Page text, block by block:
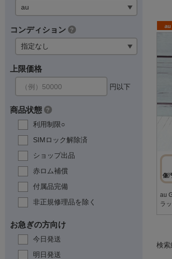
コンディション ?
上限価格
円以下
商品状態 ?
利用制限○
SIMロック解除済
ショップ出品
赤ロム補償
付属品完備
非正規修理品を除く
お急ぎの方向け
今日発送
明日発送
au
傷
au
検索